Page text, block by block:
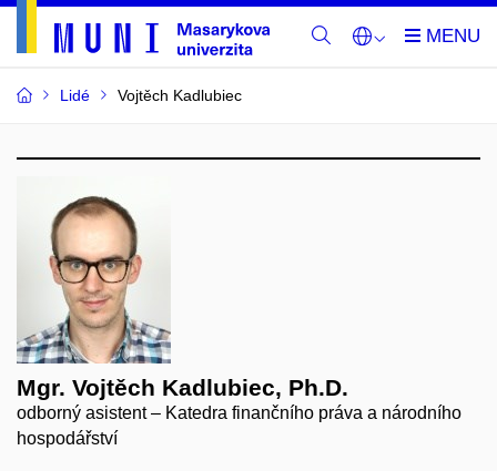
Lidé Vojtěch Kadlubiec
Mgr. Vojtěch Kadlubiec, Ph.D.
odborný asistent – Katedra finančního práva a národního
hospodářství